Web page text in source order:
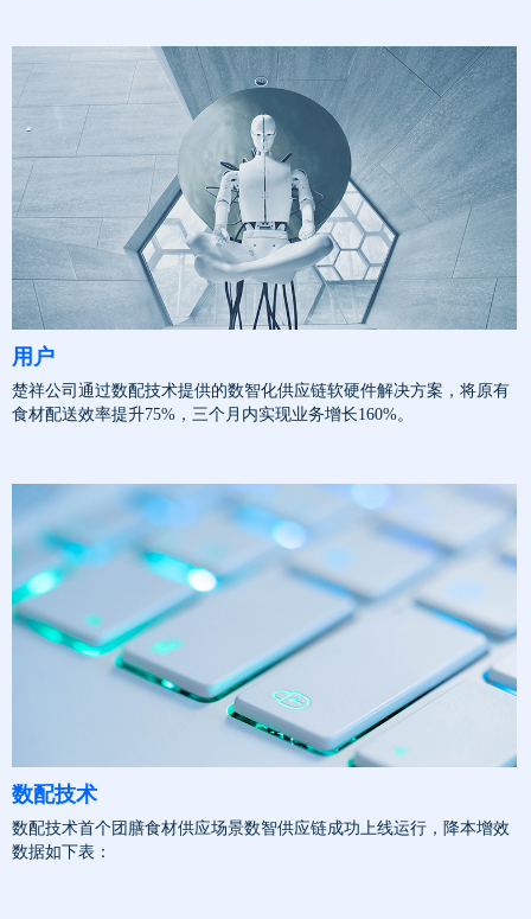
用户
楚祥公司通过数配技术提供的数智化供应链软硬件解决方案，将原有
食材配送效率提升75%，三个月内实现业务增长160%。
数配技术
数配技术首个团膳食材供应场景数智供应链成功上线运行，降本增效
数据如下表：